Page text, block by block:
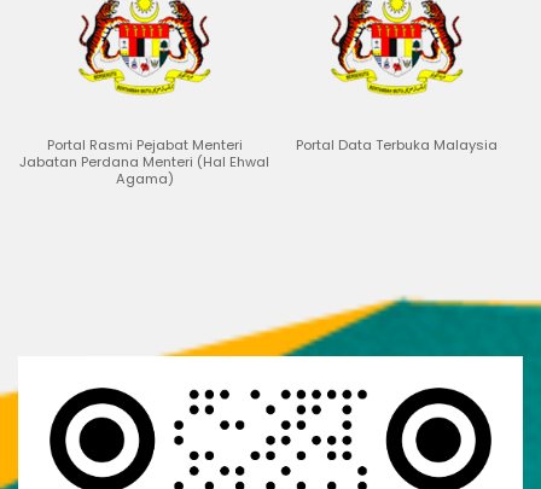
Portal Rasmi Pejabat Menteri
Jabatan Perdana Menteri (Hal Ehwal
Agama)
Portal Data Terbuka Malaysia